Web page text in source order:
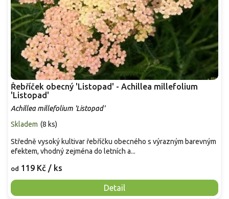
Řebříček obecný 'Listopad' - Achillea millefolium
'Listopad'
Achillea millefolium 'Listopad'
Skladem (8 ks)
od 119 Kč / ks
Detail
Středně vysoký kultivar řebříčku obecného s výrazným barevným
efektem, vhodný zejména do letních a...